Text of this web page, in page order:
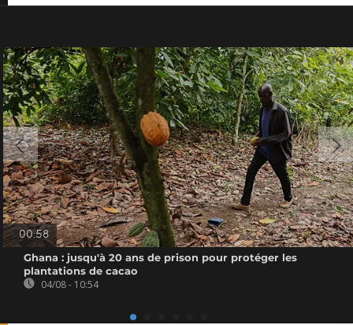
00:58
Ghana : jusqu'à 20 ans de prison pour protéger les
plantations de cacao
04/08 - 10:54